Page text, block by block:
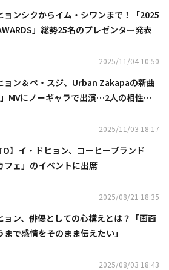
ョンシクからイム・シワンまで！「2025
」総勢25名のプレゼンター発表
2025/11/04 10:50
ョン＆ペ・スジ、Urban Zakapaの新曲
」MVにノーギャラで出演…2人の相性に
2025/11/03 18:17
】イ・ドヒョン、コーヒーブランド
フェ」のイベントに出席
2025/08/21 18:35
ョン、俳優としての心構えとは？「画面
まで感情をそのまま伝えたい」
2025/08/03 18:43